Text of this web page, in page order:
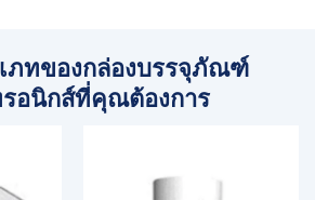
ภทของกล่องบรรจุภัณฑ์
รอนิกส์ที่คุณต้องการ